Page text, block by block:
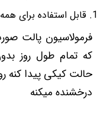
قابل استفاده برای
که تمام طول روز
حالت کیکی پیدا کنه
درخشنده میکنه